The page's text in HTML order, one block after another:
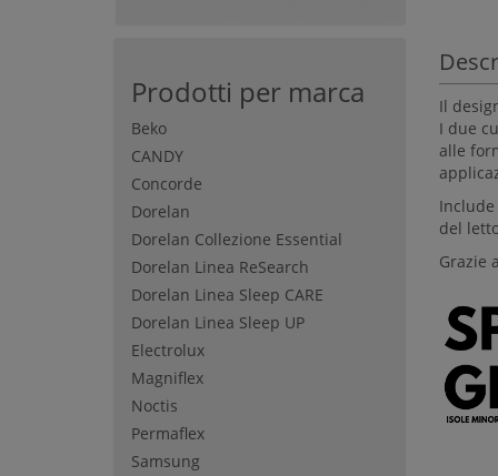
Il
I due
alle
del
Grazie
Prodotti per marca
Beko
CANDY
Concorde
Dorelan
Dorelan Collezione Essential
Dorelan Linea ReSearch
Dorelan Linea Sleep CARE
Dorelan Linea Sleep UP
Electrolux
Magniflex
Noctis
Permaflex
Samsung